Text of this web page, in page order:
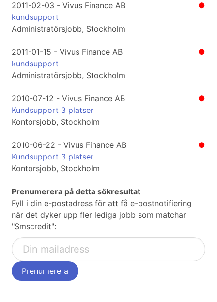
●
2011-02-03 - Vivus Finance AB
kundsupport
Administratörsjobb, Stockholm
●
2011-01-15 - Vivus Finance AB
kundsupport
Administratörsjobb, Stockholm
●
2010-07-12 - Vivus Finance AB
Kundsupport 3 platser
Kontorsjobb, Stockholm
●
2010-06-22 - Vivus Finance AB
Kundsupport 3 platser
Kontorsjobb, Stockholm
Prenumerera på detta sökresultat
Fyll i din e-postadress för att få e-postnotifiering
när det dyker upp fler lediga jobb som matchar
"Smscredit":